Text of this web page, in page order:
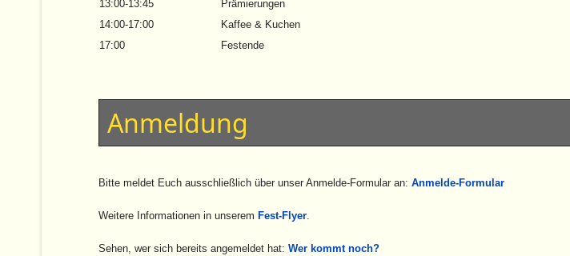
13:00-13:45
Prämierungen
14:00-17:00
Kaffee & Kuchen
17:00
Festende
Anmeldung
Bitte meldet Euch ausschließlich über unser Anmelde-Formular an: Anmelde-Formular
Weitere Informationen in unserem Fest-Flyer.
Sehen, wer sich bereits angemeldet hat: Wer kommt noch?